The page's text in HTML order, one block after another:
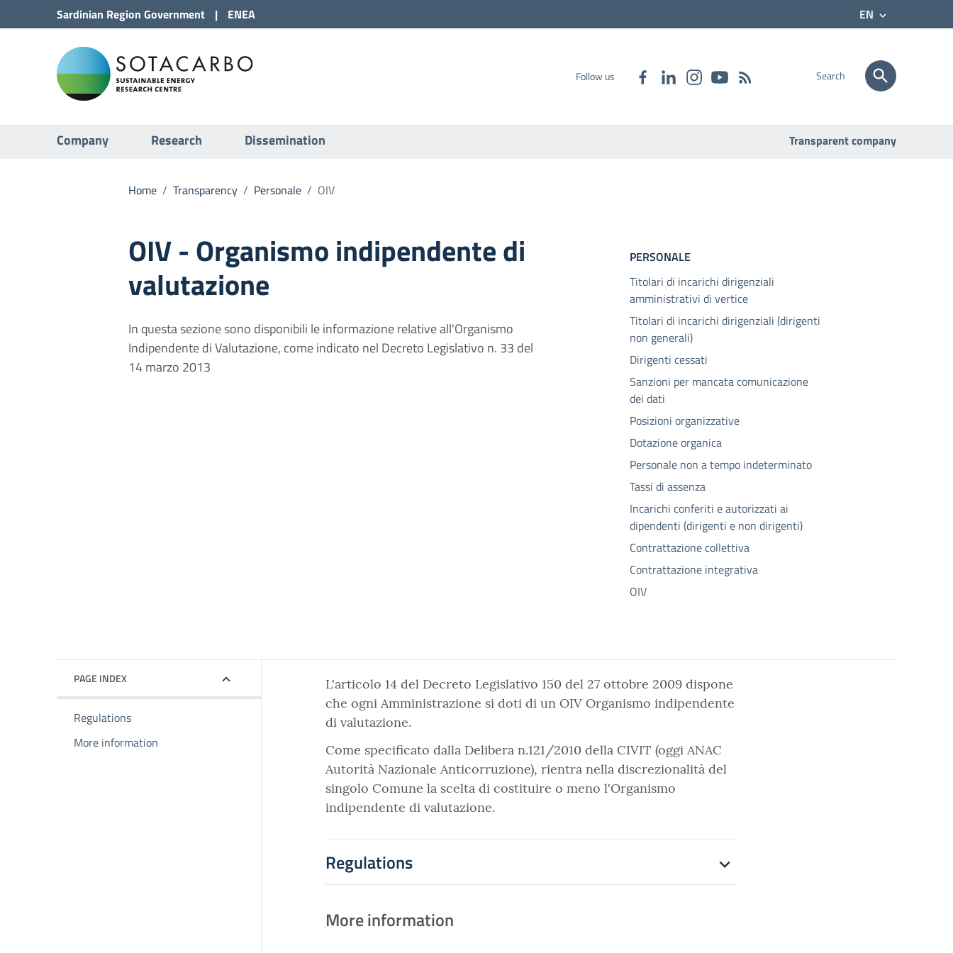
Go to Content
Go to site navigation
Go to Footer
Sardinian Region Government | ENEA EN
Follow us Search
Submenu
Company Research Dissemination Transparent company
Home / Transparency / Personale / OIV
OIV - Organismo indipendente di
valutazione
In questa sezione sono disponibili le informazione relative all'Organismo
Indipendente di Valutazione, come indicato nel Decreto Legislativo n. 33 del
14 marzo 2013
PERSONALE
Titolari di incarichi dirigenziali
amministrativi di vertice
Titolari di incarichi dirigenziali (dirigenti
non generali)
Dirigenti cessati
Sanzioni per mancata comunicazione
dei dati
Posizioni organizzative
Dotazione organica
Personale non a tempo indeterminato
Tassi di assenza
Incarichi conferiti e autorizzati ai
dipendenti (dirigenti e non dirigenti)
Contrattazione collettiva
Contrattazione integrativa
OIV
PAGE INDEX
Regulations
More information
L'articolo 14 del Decreto Legislativo 150 del 27 ottobre 2009 dispone
che ogni Amministrazione si doti di un OIV Organismo indipendente
di valutazione.
Come specificato dalla Delibera n.121/2010 della CIVIT (oggi ANAC
Autorità Nazionale Anticorruzione), rientra nella discrezionalità del
singolo Comune la scelta di costituire o meno l'Organismo
indipendente di valutazione.
Regulations
More information